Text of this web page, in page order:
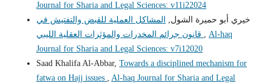
Journal for Sharia and Legal Sciences: v11i22024
خيري أبو حميرة الشول,
المشاكل العملية للقبض والتفتيش في
, Al-haq
Journal for Sharia and Legal Sciences: v7i12020
Saad Khalifa Al-Abbar, Towards a disciplined mechanism for
fatwa on Hajj issues , Al-haq Journal for Sharia and Legal